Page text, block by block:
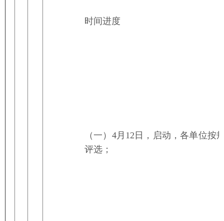
时间进度
（一） 4月12日，启动，各单位按
评选；